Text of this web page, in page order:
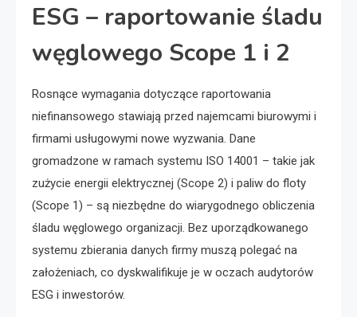
ESG – raportowanie śladu
węglowego Scope 1 i 2
Rosnące wymagania dotyczące raportowania
niefinansowego stawiają przed najemcami biurowymi i
firmami usługowymi nowe wyzwania. Dane
gromadzone w ramach systemu ISO 14001 – takie jak
zużycie energii elektrycznej (Scope 2) i paliw do floty
(Scope 1) – są niezbędne do wiarygodnego obliczenia
śladu węglowego organizacji. Bez uporządkowanego
systemu zbierania danych firmy muszą polegać na
założeniach, co dyskwalifikuje je w oczach audytorów
ESG i inwestorów.